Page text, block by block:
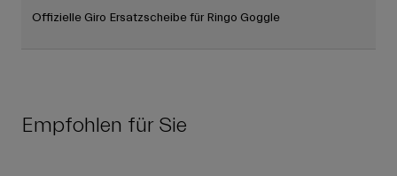
Offizielle Giro Ersatzscheibe für Ringo Goggle
Empfohlen für Sie